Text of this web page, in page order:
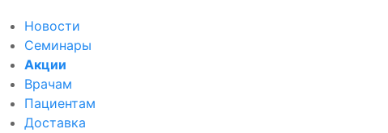
Новости
Семинары
Акции
Врачам
Пациентам
Доставка